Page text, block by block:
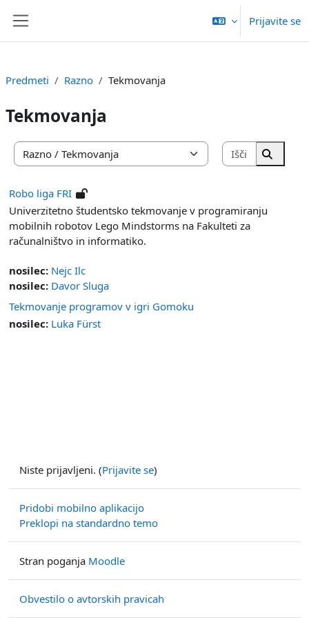
Prijavite se
Predmeti Razno Tekmovanja
Tekmovanja
Kategorije predmetov
Išči
Išči
Robo liga FRI
Univerzitetno študentsko tekmovanje v programiranju
mobilnih robotov Lego Mindstorms na Fakulteti za
računalništvo in informatiko.
nosilec: Nejc Ilc
nosilec: Davor Sluga
Tekmovanje programov v igri Gomoku
nosilec: Luka Fürst
Niste prijavljeni. (Prijavite se)
Pridobi mobilno aplikacijo
Preklopi na standardno temo
Stran poganja Moodle
Obvestilo o avtorskih pravicah